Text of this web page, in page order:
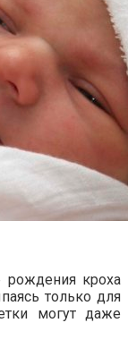
кроха
только для
могут даже